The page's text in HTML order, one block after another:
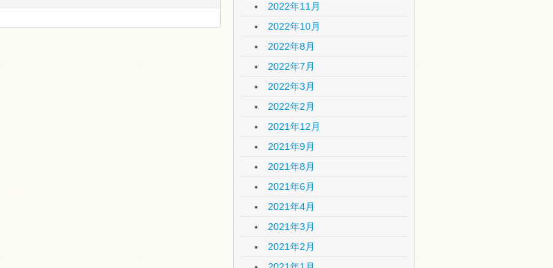
2022年11月
2022年10月
2022年8月
2022年7月
2022年3月
2022年2月
2021年12月
2021年9月
2021年8月
2021年6月
2021年4月
2021年3月
2021年2月